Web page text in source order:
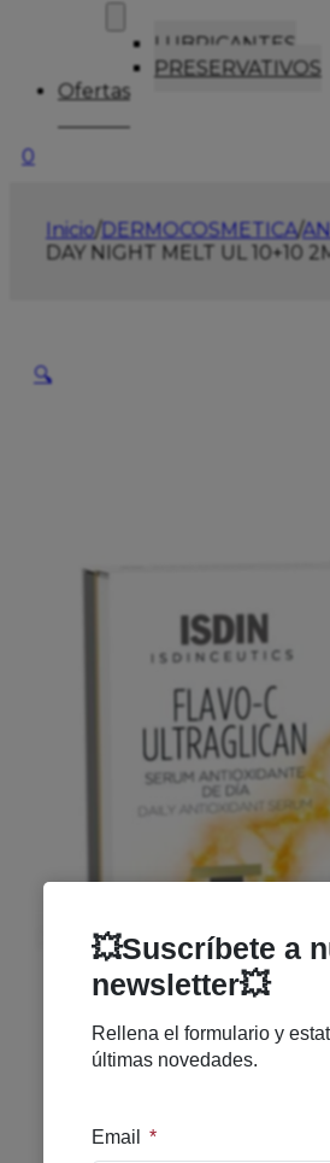
LUBRICANTES
PRESERVATIVOS
Ofertas
0
Inicio/DERMOCOSMETICA/
DAY NIGHT MELT UL 10+10
🔍